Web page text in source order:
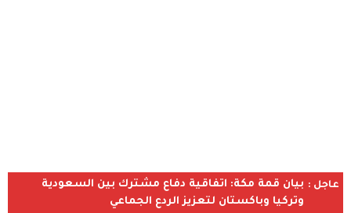
عاجل : بيان قمة مكة: اتفاقية دفاع مشترك بين السعودية
وتركيا وباكستان لتعزيز الردع الجماعي